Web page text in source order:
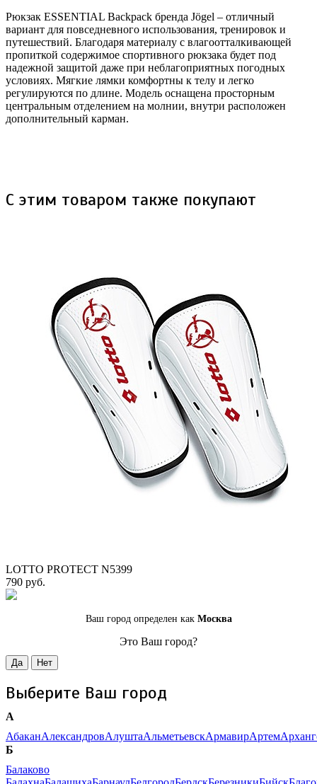
Рюкзак ESSENTIAL Backpack бренда Jögel – отличный
вариант для повседневного использования, тренировок и
путешествий. Благодаря материалу с влагоотталкивающей
пропиткой содержимое спортивного рюкзака будет под
надежной защитой даже при неблагоприятных погодных
условиях. Мягкие лямки комфортны к телу и легко
регулируются по длине. Модель оснащена просторным
центральным отделением на молнии, внутри расположен
дополнительный карман.
С этим товаром также покупают
LOTTO PROTECT N5399
790 руб.
Ваш город определен как Москва
Это Ваш город?
Да Нет
Выберите Ваш город
А
АбаканАлександровАлуштаАльметьевскАрмавирАртем
Б
Балаково